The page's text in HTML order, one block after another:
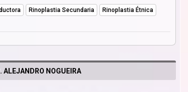
Rinoplastia Secundaria
Rinoplastia Étnica
ALEJANDRO NOGUEIRA